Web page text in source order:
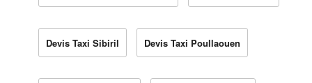
Devis Taxi Sibiril Devis Taxi Poullaouen